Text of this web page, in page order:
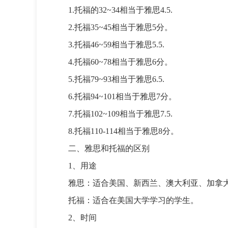
1.托福的32~34相当于雅思4.5.
2.托福35~45相当于雅思5分。
3.托福46~59相当于雅思5.5.
4.托福60~78相当于雅思6分。
5.托福79~93相当于雅思6.5.
6.托福94~101相当于雅思7分。
7.托福102~109相当于雅思7.5.
8.托福110-114相当于雅思8分。
二、雅思和托福的区别
1、用途
雅思：适合美国、新西兰、澳大利亚、加拿
托福：适合在美国大学学习的学生。
2、时间